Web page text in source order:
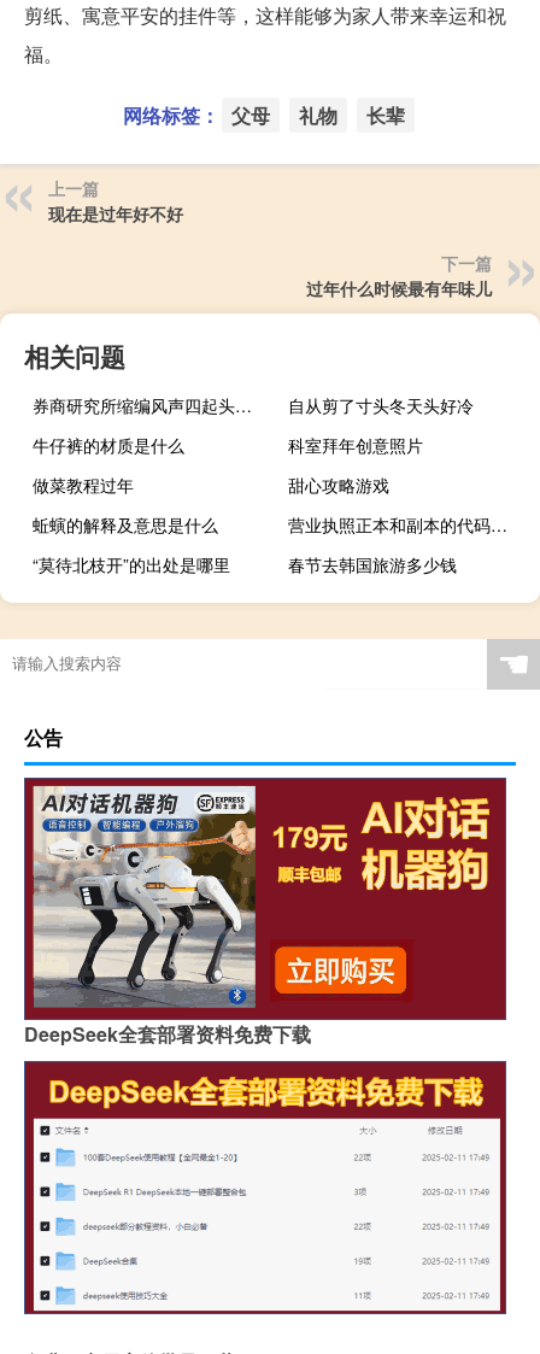
剪纸、寓意平安的挂件等，这样能够为家人带来幸运和祝
福。
网络标签： 父母 礼物 长辈
上一篇
现在是过年好不好
下一篇
过年什么时候最有年味儿
相关问题
券商研究所缩编风声四起头部券商人士：是迟早的趋势
自从剪了寸头冬天头好冷
牛仔裤的材质是什么
科室拜年创意照片
做菜教程过年
甜心攻略游戏
蚯螾的解释及意思是什么
营业执照正本和副本的代码有区别我知道复制品的号码可以在网上从原件上找到
“莫待北枝开”的出处是哪里
春节去韩国旅游多少钱
☚
公告
DeepSeek全套部署资料免费下载